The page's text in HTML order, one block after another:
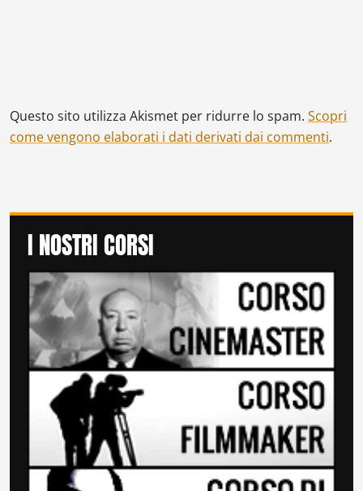
Questo sito utilizza Akismet per ridurre lo spam. Scopri
come vengono elaborati i dati derivati dai commenti.
I NOSTRI CORSI